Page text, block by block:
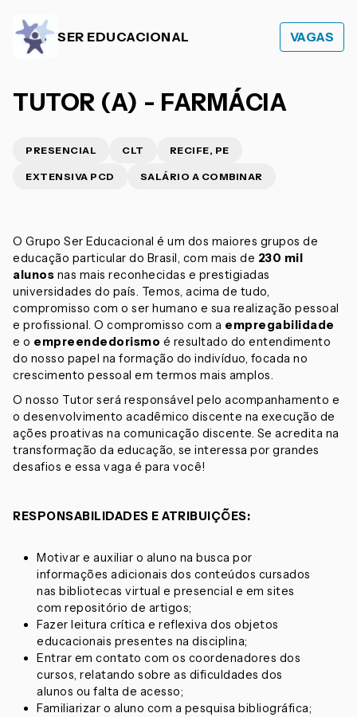
SER EDUCACIONAL VAGAS
TUTOR (A) - FARMÁCIA
PRESENCIAL CLT RECIFE, PE
EXTENSIVA PCD SALÁRIO A COMBINAR
O Grupo Ser Educacional é um dos maiores grupos de
educação particular do Brasil, com mais de 230 mil
alunos nas mais reconhecidas e prestigiadas
universidades do país. Temos, acima de tudo,
compromisso com o ser humano e sua realização pessoal
e profissional. O compromisso com a empregabilidade
e o empreendedorismo é resultado do entendimento
do nosso papel na formação do indivíduo, focada no
crescimento pessoal em termos mais amplos.
O nosso Tutor será responsável pelo acompanhamento e
o desenvolvimento acadêmico discente na execução de
ações proativas na comunicação discente. Se acredita na
transformação da educação, se interessa por grandes
desafios e essa vaga é para você!
RESPONSABILIDADES E ATRIBUIÇÕES:
Motivar e auxiliar o aluno na busca por
informações adicionais dos conteúdos cursados
nas bibliotecas virtual e presencial e em sites
com repositório de artigos;
Fazer leitura crítica e reflexiva dos objetos
educacionais presentes na disciplina;
Entrar em contato com os coordenadores dos
cursos, relatando sobre as dificuldades dos
alunos ou falta de acesso;
Familiarizar o aluno com a pesquisa bibliográfica;